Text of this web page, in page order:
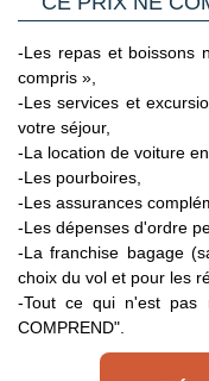
Affaires Etrangères
Nationale d'Identité
pratique, les
C’est pourquoi il est
valide à une Carte
le cas où cette
françaises comme
Voyageurs mineurs
respecter se trouvent
Cliquant ici.
Transit par la Grande
des formalités
consulter les sites ci-
-Les repas et boissons
compris »,
-Les services et
votre séjour,
-La location de voiture en
-Les pourboires,
-Les assurances
-Les dépenses d'ordre
-La franchise bagage
choix du vol et pour les
-Tout ce qui n'est pas
COMPREND".